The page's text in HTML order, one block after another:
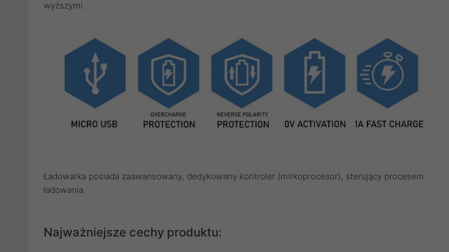
wyższymi.
Ładowarka posiada zaawansowany, dedykowany kontroler (mirkoprocesor), sterujący procesem
ładowania.
Najważniejsze cechy produktu: